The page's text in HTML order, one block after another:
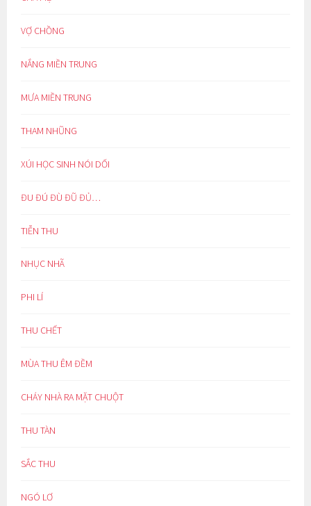
VỢ CHỒNG
NẮNG MIỀN TRUNG
MƯA MIỀN TRUNG
THAM NHŨNG
XÚI HỌC SINH NÓI DỐI
ĐU ĐÚ ĐÙ ĐŨ ĐỦ…
TIỄN THU
NHỤC NHÃ
PHI LÍ
THU CHẾT
MÙA THU ÊM ĐỀM
CHÁY NHÀ RA MẶT CHUỘT
THU TÀN
SẮC THU
NGÓ LƠ